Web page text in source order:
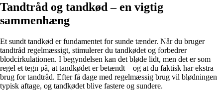
Tandtråd og tandkød – en vigtig
sammenhæng
Et sundt tandkød er fundamentet for sunde tænder. Når du bruger
tandtråd regelmæssigt, stimulerer du tandkødet og forbedrer
blodcirkulationen. I begyndelsen kan det bløde lidt, men det er som
regel et tegn på, at tandkødet er betændt – og at du faktisk har ekstra
brug for tandtråd. Efter få dage med regelmæssig brug vil blødningen
typisk aftage, og tandkødet blive fastere og sundere.